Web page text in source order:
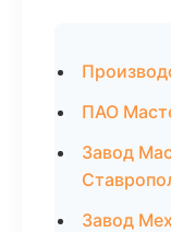
ПАО
Завод
Завод